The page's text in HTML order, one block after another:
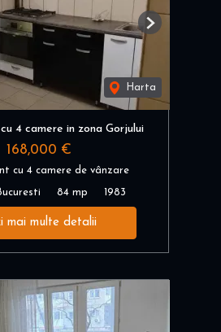
Harta
Next
4 camere in zona Gorjului
168,000 €
cu 4 camere de vânzare
84 mp 1983
mai multe detalii